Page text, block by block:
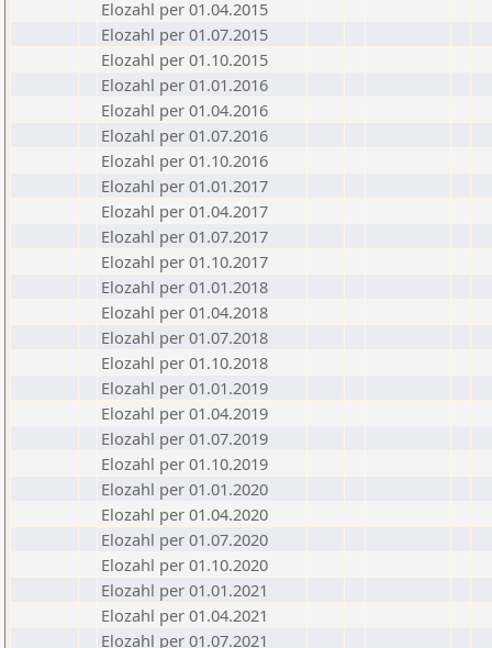
Elozahl per 01.04.2015
Elozahl per 01.07.2015
Elozahl per 01.10.2015
Elozahl per 01.01.2016
Elozahl per 01.04.2016
Elozahl per 01.07.2016
Elozahl per 01.10.2016
Elozahl per 01.01.2017
Elozahl per 01.04.2017
Elozahl per 01.07.2017
Elozahl per 01.10.2017
Elozahl per 01.01.2018
Elozahl per 01.04.2018
Elozahl per 01.07.2018
Elozahl per 01.10.2018
Elozahl per 01.01.2019
Elozahl per 01.04.2019
Elozahl per 01.07.2019
Elozahl per 01.10.2019
Elozahl per 01.01.2020
Elozahl per 01.04.2020
Elozahl per 01.07.2020
Elozahl per 01.10.2020
Elozahl per 01.01.2021
Elozahl per 01.04.2021
Elozahl per 01.07.2021